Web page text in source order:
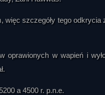
szczegóły tego
oprawionych w wapień i
a 4500 r. p.n.e.